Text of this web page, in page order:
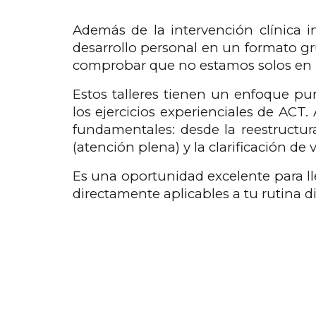
Además de la intervención clínica
desarrollo personal en un formato
comprobar que no estamos solos en
Estos talleres tienen un enfoque
los ejercicios experienciales de
fundamentales: desde la
(atención plena) y la clarificación de
Es una oportunidad excelente para
directamente aplicables a tu rutina